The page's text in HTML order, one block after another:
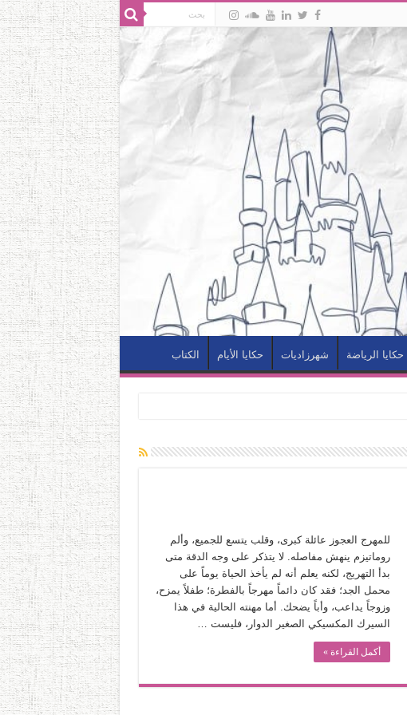
حكايا الرياضة شهرزاديات حكايا الأيام الكتاب
للمهرج العجوز عائلة كبرى، وقلب يتسع للجميع، وألم
روماتيزم ينهش مفاصله. لا يتذكر على وجه الدقة متى
بدأ التهريج، لكنه يعلم أنه لم يأخذ الحياة يوماً على
محمل الجد؛ فقد كان دائماً مهرجاً بالفطرة؛ طفلاً يمزح،
وزوجاً يداعب، وأباً يضحك. أما مهنته الحالية في هذا
السيرك المكسيكي الصغير الدوار، فليست …
أكمل القراءة »